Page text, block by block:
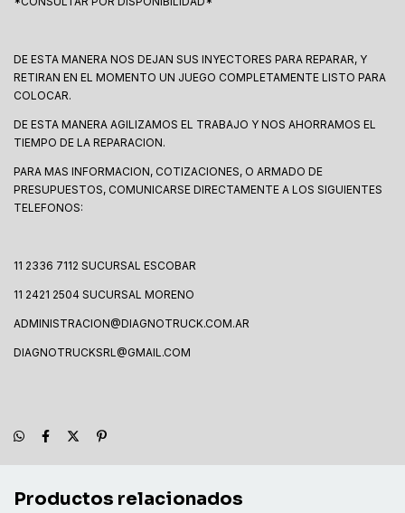
DE ESTA MANERA NOS DEJAN SUS INYECTORES PARA REPARAR, Y
RETIRAN EN EL MOMENTO UN JUEGO COMPLETAMENTE LISTO PARA
COLOCAR.
DE ESTA MANERA AGILIZAMOS EL TRABAJO Y NOS AHORRAMOS EL
TIEMPO DE LA REPARACION.
PARA MAS INFORMACION, COTIZACIONES, O ARMADO DE
PRESUPUESTOS, COMUNICARSE DIRECTAMENTE A LOS SIGUIENTES
TELEFONOS:
11 2336 7112 SUCURSAL ESCOBAR
11 2421 2504 SUCURSAL MORENO
ADMINISTRACION@DIAGNOTRUCK.COM.AR
DIAGNOTRUCKSRL@GMAIL.COM
Productos relacionados